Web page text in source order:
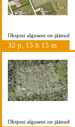
Oksjoni alguseni on jäänud
32 p, 15 h 15 m
Oksjoni alguseni on jäänud